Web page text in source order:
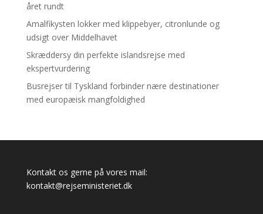
året rundt
Amalfikysten lokker med klippebyer, citronlunde og
udsigt over Middelhavet
Skræddersy din perfekte islandsrejse med
ekspertvurdering
Busrejser til Tyskland forbinder nære destinationer
med europæisk mangfoldighed
Kontakt os gerne på vores mail:
kontakt@rejseministeriet.dk